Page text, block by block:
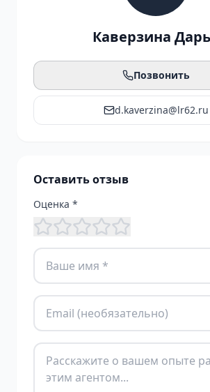
Каверзина
Позвонить
d.kaverzina@lr62.ru
Оставить отзыв
Оценка *